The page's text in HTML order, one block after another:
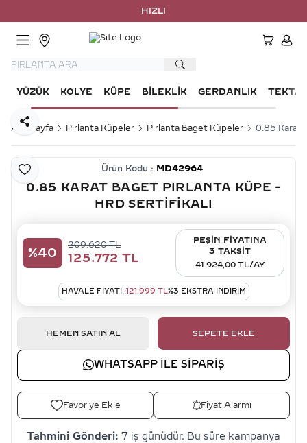
HIZLI KA
YÜZÜK KOLYE KÜPE BILEKLIK GERDANLIK TEKTAŞ
Ana Sayfa Pırlanta Küpeler Pırlanta Baget Küpeler 0.85 Karat
Favoriye Ekle
Paylaş
Ürün Kodu : MD42964
0.85 KARAT BAGET PIRLANTA KÜPE -
HRD SERTIFIKALI
%40
209.620TL
125.772 TL
PEŞİN FİYATINA
3 TAKSİT
41.924,00 TL/AY
HAVALE FIYATI :121.999 TL%3 EKSTRA İNDİRİM
HEMEN SATIN AL SEPETE EKLE
WHATSAPP ILE SIPARIŞ
Favoriye Ekle Fiyat Alarmı
Tahmini Gönderi: 7 iş günüdür. Bu süre kampanya